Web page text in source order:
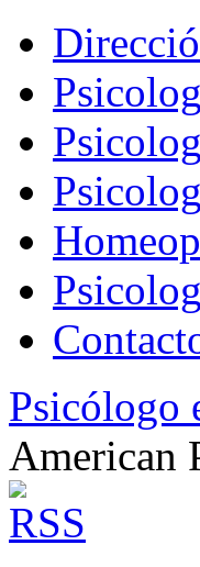
Psicólogo
American